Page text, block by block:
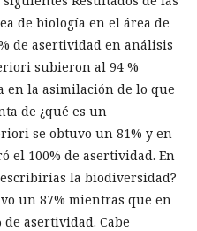
de biología en el área de
de asertividad en análisis
subieron al 94 %
en la asimilación de lo que
de ¿qué es un
se obtuvo un 81% y en
el 100% de asertividad. En
la biodiversidad?
un 87% mientras que en
asertividad. Cabe